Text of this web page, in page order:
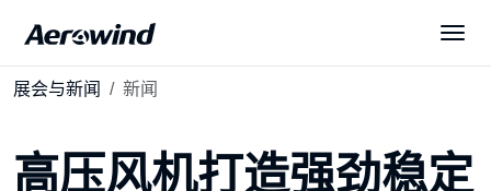
产品中心
展会与新闻 新闻
高压风机打造强劲稳定